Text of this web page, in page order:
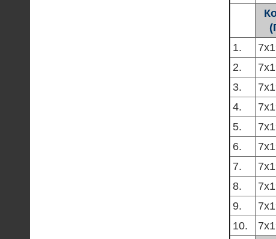
1.
2.
3.
4.
5.
6.
7.
8.
9.
10.